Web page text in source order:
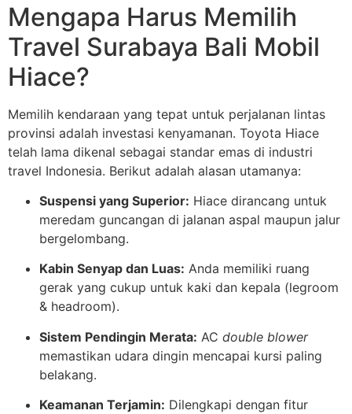
Mengapa Harus Memilih
Travel Surabaya Bali Mobil
Hiace?
Memilih kendaraan yang tepat untuk perjalanan lintas
provinsi adalah investasi kenyamanan. Toyota Hiace
telah lama dikenal sebagai standar emas di industri
travel Indonesia. Berikut adalah alasan utamanya:
Suspensi yang Superior: Hiace dirancang untuk
meredam guncangan di jalanan aspal maupun jalur
bergelombang.
Kabin Senyap dan Luas: Anda memiliki ruang
gerak yang cukup untuk kaki dan kepala (legroom
& headroom).
Sistem Pendingin Merata: AC double blower
memastikan udara dingin mencapai kursi paling
belakang.
Keamanan Terjamin: Dilengkapi dengan fitur